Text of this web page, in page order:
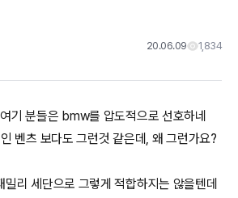
20.06.09 1,834
기 분들은 bmw를 압도적으로 선호하네
벤츠 보다도 그런것 같은데, 왜 그런가요?
리 세단으로 그렇게 적합하지는 않을텐데